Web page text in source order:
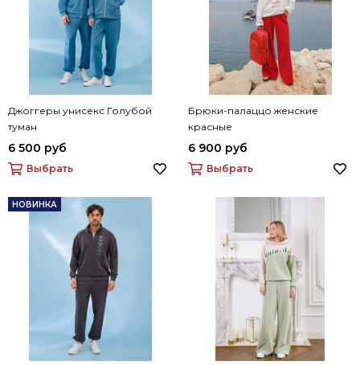
Джоггеры унисекс Голубой
туман
6 500 руб
Выбрать
Брюки-палаццо женские
красные
6 900 руб
Выбрать
НОВИНКА